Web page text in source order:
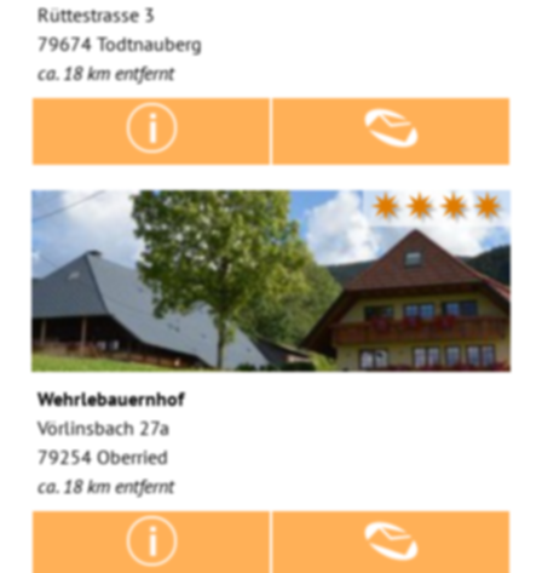
Rüttestrasse 3
79674 Todtnauberg
ca. 18 km entfernt
✷✷✷✷
Wehrlebauernhof
Vörlinsbach 27a
79254 Oberried
ca. 18 km entfernt